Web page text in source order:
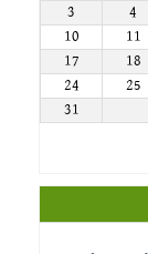
3
4
10
11
17
18
24
25
31